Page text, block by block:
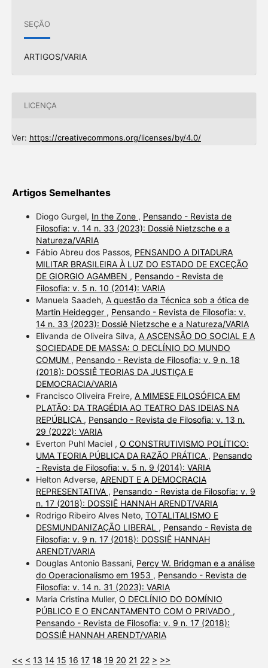
SEÇÃO
ARTIGOS/VARIA
LICENÇA
Ver: https://creativecommons.org/licenses/by/4.0/
Artigos Semelhantes
Diogo Gurgel, In the Zone , Pensando - Revista de
Filosofia: v. 14 n. 33 (2023): Dossiê Nietzsche e a
Natureza/VARIA
Fábio Abreu dos Passos, PENSANDO A DITADURA
MILITAR BRASILEIRA À LUZ DO ESTADO DE EXCEÇÃO
DE GIORGIO AGAMBEN , Pensando - Revista de
Filosofia: v. 5 n. 10 (2014): VARIA
Manuela Saadeh, A questão da Técnica sob a ótica de
Martin Heidegger , Pensando - Revista de Filosofia: v.
14 n. 33 (2023): Dossiê Nietzsche e a Natureza/VARIA
Elivanda de Oliveira Silva, A ASCENSÃO DO SOCIAL E A
SOCIEDADE DE MASSA: O DECLÍNIO DO MUNDO
COMUM , Pensando - Revista de Filosofia: v. 9 n. 18
(2018): DOSSIÊ TEORIAS DA JUSTIÇA E
DEMOCRACIA/VARIA
Francisco Oliveira Freire, A MIMESE FILOSÓFICA EM
PLATÃO: DA TRAGÉDIA AO TEATRO DAS IDEIAS NA
REPÚBLICA , Pensando - Revista de Filosofia: v. 13 n.
29 (2022): VARIA
Everton Puhl Maciel , O CONSTRUTIVISMO POLÍTICO:
UMA TEORIA PÚBLICA DA RAZÃO PRÁTICA , Pensando
- Revista de Filosofia: v. 5 n. 9 (2014): VARIA
Helton Adverse, ARENDT E A DEMOCRACIA
REPRESENTATIVA , Pensando - Revista de Filosofia: v. 9
n. 17 (2018): DOSSIÊ HANNAH ARENDT/VARIA
Rodrigo Ribeiro Alves Neto, TOTALITALISMO E
DESMUNDANIZAÇÃO LIBERAL , Pensando - Revista de
Filosofia: v. 9 n. 17 (2018): DOSSIÊ HANNAH
ARENDT/VARIA
Douglas Antonio Bassani, Percy W. Bridgman e a análise
do Operacionalismo em 1953 , Pensando - Revista de
Filosofia: v. 14 n. 31 (2023): VARIA
Maria Cristina Muller, O DECLÍNIO DO DOMÍNIO
PÚBLICO E O ENCANTAMENTO COM O PRIVADO ,
Pensando - Revista de Filosofia: v. 9 n. 17 (2018):
DOSSIÊ HANNAH ARENDT/VARIA
<< < 13 14 15 16 17 18 19 20 21 22 > >>